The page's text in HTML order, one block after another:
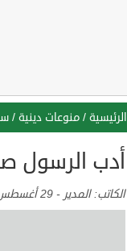
الرئيسية / منوعات دينية /
أدب الرسول
الكاتب:المدير - 29 أغسطس, 2022